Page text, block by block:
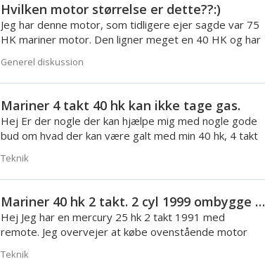
Hvilken motor størrelse er dette??:)
Jeg har denne motor, som tidligere ejer sagde var 75
HK mariner motor. Den ligner meget en 40 HK og har
Generel diskussion
Mariner 4 takt 40 hk kan ikke tage gas.
Hej Er der nogle der kan hjælpe mig med nogle gode
bud om hvad der kan være galt med min 40 hk, 4 takt
Teknik
Mariner 40 hk 2 takt. 2 cyl 1999 ombygge til remote
Hej Jeg har en mercury 25 hk 2 takt 1991 med
remote. Jeg overvejer at købe ovenstående motor
Teknik